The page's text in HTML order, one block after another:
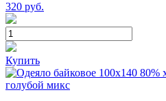
320 руб.
Купить